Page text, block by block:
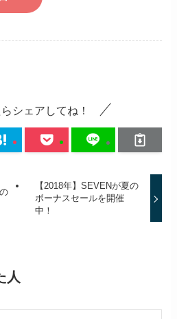
シェアしてね！
【2018年】SEVENが夏の
ボーナスセールを開催
中！
人